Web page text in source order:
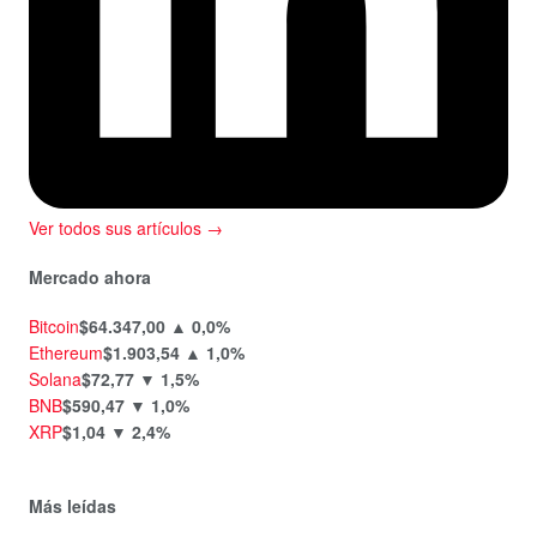
Ver todos sus artículos →
Mercado ahora
Bitcoin$64.347,00 ▲ 0,0%
Ethereum$1.903,54 ▲ 1,0%
Solana$72,77 ▼ 1,5%
BNB$590,47 ▼ 1,0%
XRP$1,04 ▼ 2,4%
Más leídas